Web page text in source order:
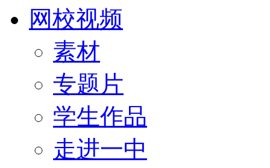
网校视频
素材
专题片
学生作品
走进一中